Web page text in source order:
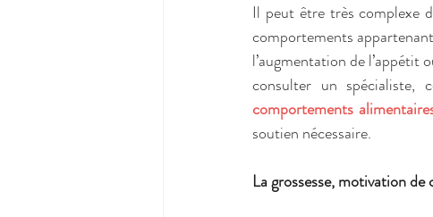
Il peut être très complexe
comportements
l’augmentation de l’appétit
consulter un spécialiste,
comportements
soutien nécessaire.
La grossesse, motivation de